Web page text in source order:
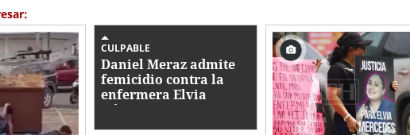
CULPABLE
Daniel Meraz admite
femicidio contra la
enfermera Elvia
Gómez